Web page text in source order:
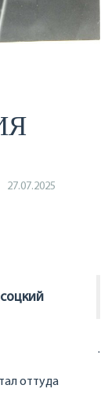
27.07.2025
.
оттуда